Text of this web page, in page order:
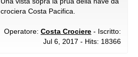
crociera Costa Pacifica.
Operatore: Costa Crociere - Iscritto:
Jul 6, 2017 - Hits: 18366